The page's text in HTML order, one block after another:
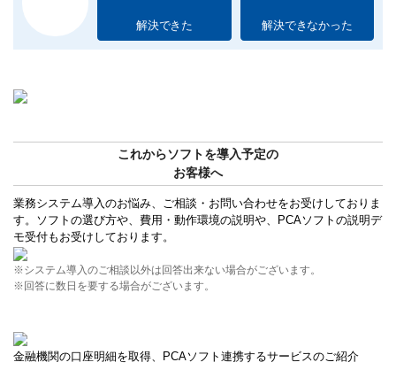
解決できた 解決できなかった
これからソフトを導入予定の
お客様へ
業務システム導入のお悩み、ご相談・お問い合わせをお受けしておりま
す。ソフトの選び方や、費用・動作環境の説明や、PCAソフトの説明デ
モ受付もお受けしております。
※システム導入のご相談以外は回答出来ない場合がございます。
※回答に数日を要する場合がございます。
金融機関の口座明細を取得、PCAソフト連携するサービスのご紹介